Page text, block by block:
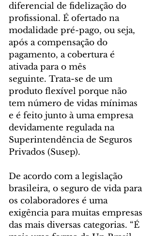
diferencial de fidelização do
profissional. É ofertado na
modalidade pré-pago, ou seja,
após a compensação do
pagamento, a cobertura é
ativada para o mês
seguinte. Trata-se de um
produto flexível porque não
tem número de vidas mínimas
e é feito junto à uma empresa
devidamente regulada na
Superintendência de Seguros
Privados (Susep).
De acordo com a legislação
brasileira, o seguro de vida para
os colaboradores é uma
exigência para muitas empresas
das mais diversas categorias. “É